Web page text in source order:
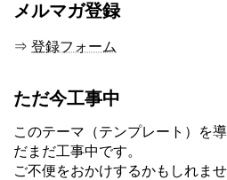
メルマガ登録
⇒ 登録フォーム
ただ今工事中
このテーマ（テンプレート）を
だまだ工事中です。
ご不便をおかけするかもしれま